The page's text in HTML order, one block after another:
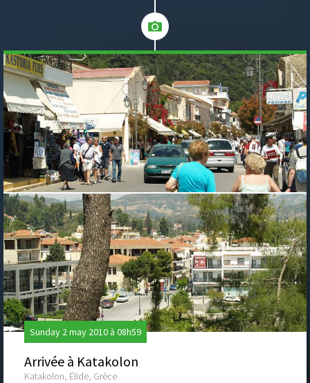
Sunday 2 may 2010 à 08h59
Arrivée à Katakolon
Katakolon, Élide, Grèce